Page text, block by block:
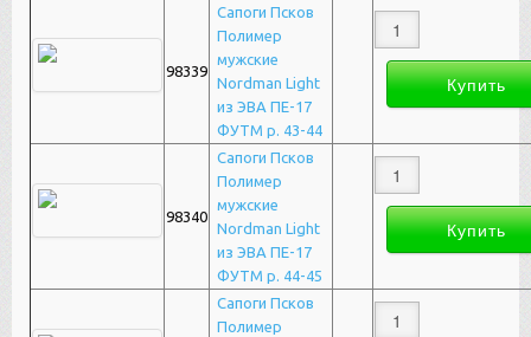
98339
Сапоги Псков
Полимер
мужские
Nordman Light
из ЭВА ПЕ-17
ФУТМ р. 43-44
98340
Сапоги Псков
Полимер
мужские
Nordman Light
из ЭВА ПЕ-17
ФУТМ р. 44-45
Сапоги Псков
Полимер